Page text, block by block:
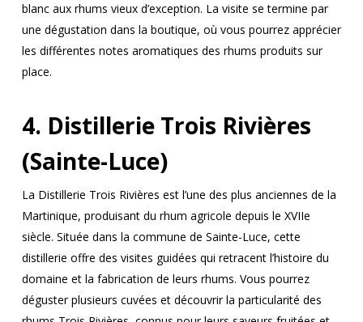
blanc aux rhums vieux d’exception. La visite se termine par
une dégustation dans la boutique, où vous pourrez apprécier
les différentes notes aromatiques des rhums produits sur
place.
4. Distillerie Trois Rivières
(Sainte-Luce)
La Distillerie Trois Rivières est l’une des plus anciennes de la
Martinique, produisant du rhum agricole depuis le XVIIe
siècle. Située dans la commune de Sainte-Luce, cette
distillerie offre des visites guidées qui retracent l’histoire du
domaine et la fabrication de leurs rhums. Vous pourrez
déguster plusieurs cuvées et découvrir la particularité des